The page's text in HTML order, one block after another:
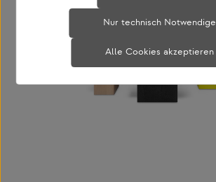
Nur technisch Notwendige
Alle Cookies akzeptieren